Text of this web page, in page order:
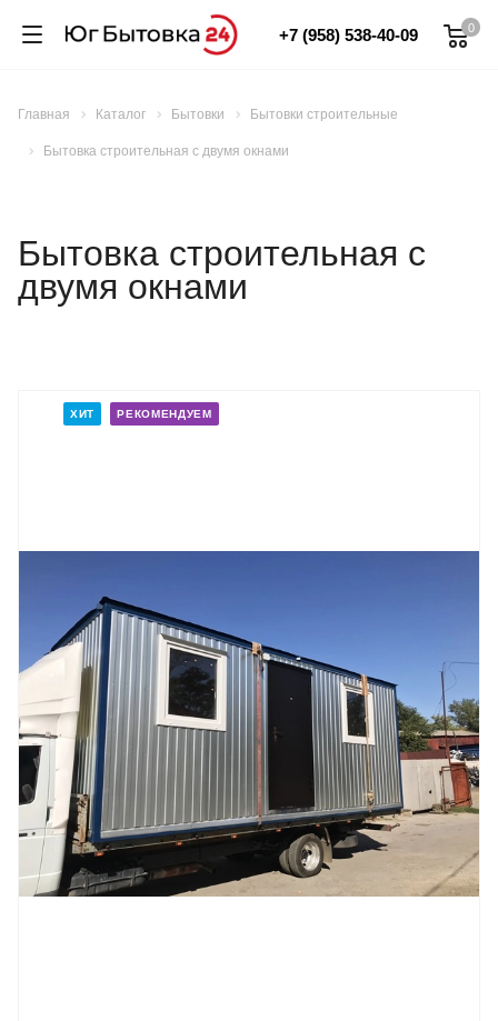
0
+7 (958) 538-40-09
Главная Каталог Бытовки Бытовки строительные
Бытовка строительная с двумя окнами
Бытовка строительная с
двумя окнами
ХИТ РЕКОМЕНДУЕМ